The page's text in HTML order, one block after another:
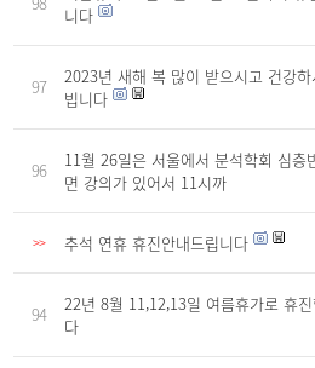
니다
97
2023년 새해 복 많이 받으시고 건강하
빕니다
96
11월 26일은 서울에서 분석학회 심층
면 강의가 있어서 11시까
>> 추석 연휴 휴진안내드립니다
94
22년 8월 11,12,13일 여름휴가로 휴진
다